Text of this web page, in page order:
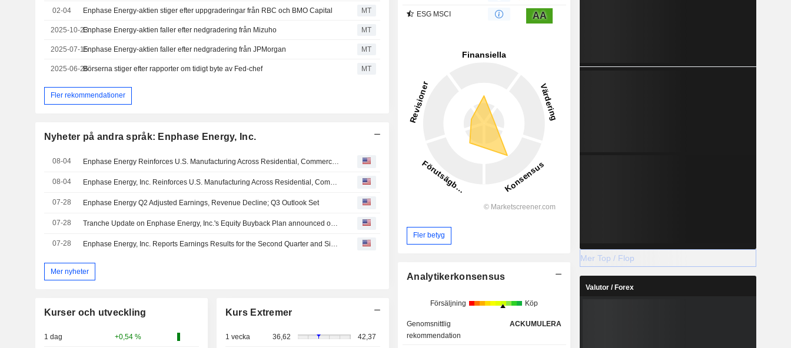
02-04 Enphase Energy-aktien stiger efter uppgraderingar från RBC och BMO Capital MT
2025-10-23Enphase Energy-aktien faller efter nedgradering från Mizuho MT
2025-07-15Enphase Energy-aktien faller efter nedgradering från JPMorgan MT
2025-06-26Börserna stiger efter rapporter om tidigt byte av Fed-chef MT
Fler rekommendationer
Nyheter på andra språk: Enphase Energy, Inc.
08-04 Enphase Energy Reinforces U.S. Manufacturing Across Residential, Commercial, and AI Infrastructure
08-04 Enphase Energy, Inc. Reinforces U.S. Manufacturing Across Residential, Commercial, and Ai Infrastructure
07-28 Enphase Energy Q2 Adjusted Earnings, Revenue Decline; Q3 Outlook Set
07-28 Tranche Update on Enphase Energy, Inc.'s Equity Buyback Plan announced on July 27, 2023.
07-28 Enphase Energy, Inc. Reports Earnings Results for the Second Quarter and Six Months Ended June 30, 2026
Mer nyheter
Kurser och utveckling
1 dag +0,54 %
Kurs Extremer
1 vecka 36,62 42,37
ESG MSCI AA
Fler betyg
Analytikerkonsensus
Försäljning Köp
Genomsnittlig
rekommendation
ACKUMULERA
Mer Top / Flop
Valutor / Forex